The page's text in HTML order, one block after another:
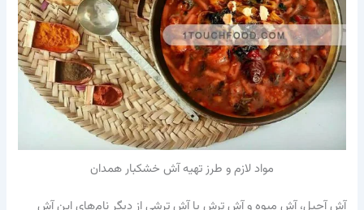
مواد لازم و طرز تهیه آش خشکبار همدان